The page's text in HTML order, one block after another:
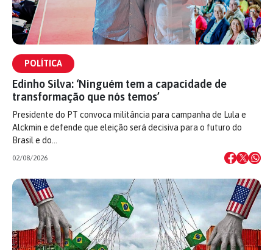
POLÍTICA
Edinho Silva: ‘Ninguém tem a capacidade de
transformação que nós temos’
Presidente do PT convoca militância para campanha de Lula e
Alckmin e defende que eleição será decisiva para o futuro do
Brasil e do…
02/08/2026